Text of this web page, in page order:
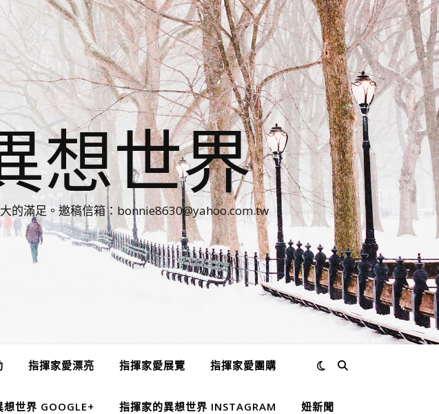
想世界
的滿足。邀稿信箱：bonnie8630@yahoo.com.tw
指揮家愛漂亮 指揮家愛展覽 指揮家愛團購
想世界 GOOGLE+ 指揮家的異想世界 INSTAGRAM 妞新聞